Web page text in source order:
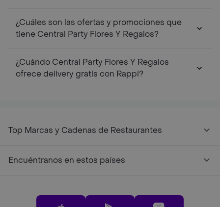
¿Cuáles son las ofertas y promociones que
tiene Central Party Flores Y Regalos?
¿Cuándo Central Party Flores Y Regalos
ofrece delivery gratis con Rappi?
Top Marcas y Cadenas de Restaurantes
Encuéntranos en estos países